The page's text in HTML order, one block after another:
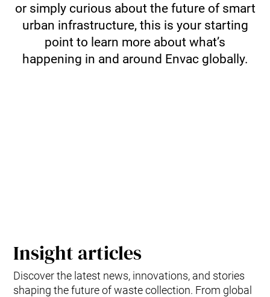
or simply curious about the future of smart
urban infrastructure, this is your starting
point to learn more about what’s
happening in and around Envac globally.
Insight articles
Discover the latest news, innovations, and stories
shaping the future of waste collection. From global